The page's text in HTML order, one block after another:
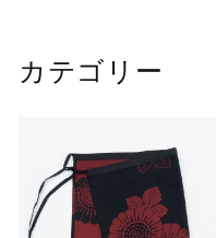
6
0
カテゴリー